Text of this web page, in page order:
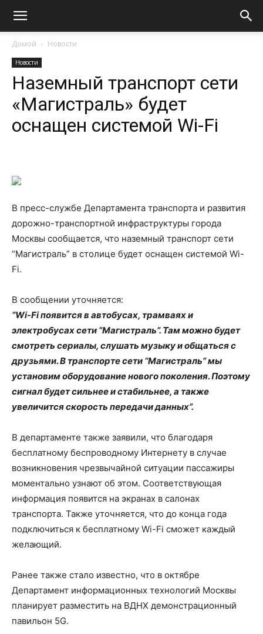
Домой Новости
Новости
Наземный транспорт сети
«Магистраль» будет
оснащен системой Wi-Fi
В пресс-службе Департамента транспорта и развития
дорожно-транспортной инфраструктуры города
Москвы сообщается, что наземный транспорт сети
“Магистраль” в столице будет оснащен системой Wi-
Fi.
В сообщении уточняется:
“Wi-Fi появится в автобусах, трамваях и
электробусах сети “Магистраль”. Там можно будет
смотреть сериалы, слушать музыку и общаться с
друзьями. В транспорте сети “Магистраль” мы
установим оборудование нового поколения. Поэтому
сигнал будет сильнее и стабильнее, а также
увеличится скорость передачи данных”.
В департаменте также заявили, что благодаря
бесплатному беспроводному Интернету в случае
возникновения чрезвычайной ситуации пассажиры
моментально узнают об этом. Соответствующая
информация появится на экранах в салонах
транспорта. Также уточняется, что до конца года
подключиться к бесплатному Wi-Fi сможет каждый
желающий.
Ранее также стало известно, что в октябре
Департамент информационных технологий Москвы
планирует разместить на ВДНХ демонстрационный
павильон 5G.